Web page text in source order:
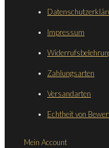
Impressum
Zahlungsarten
Versandarten
Echtheit von
Mein Account